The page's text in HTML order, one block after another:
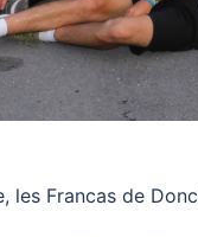
les Francas de